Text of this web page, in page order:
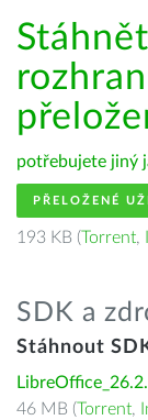
potřebujete jiný
PŘELOŽENÉ
193 KB (Torrent,
SDK a
Stáhnout
46 MB (Torrent,